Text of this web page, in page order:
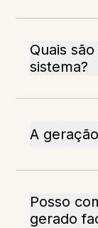
Quais
sistema?
A
Posso
gerado